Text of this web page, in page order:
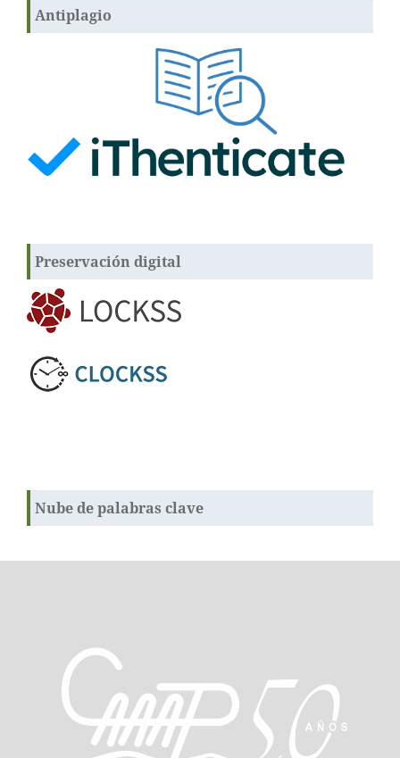
Antiplagio
Preservación digital
Nube de palabras clave